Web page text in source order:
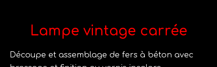
Lampe vintage carrée
Découpe et assemblage de fers à béton avec